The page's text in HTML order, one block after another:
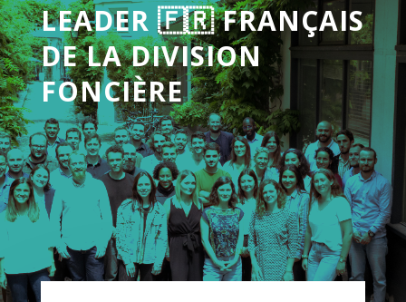
LEADER 🇫🇷 FRANÇAIS
DE LA DIVISION
FONCIÈRE